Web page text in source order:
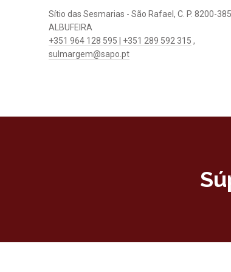
Sítio das Sesmarias - São Rafael, C. P. 8200-
ALBUFEIRA
+351 964 128 595 | +351 289 592 315 ,
sulmargem@sapo.pt